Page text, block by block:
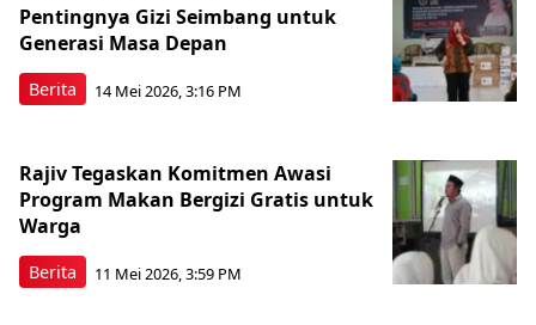
Berita
Pentingnya Gizi Seimbang untuk
Generasi Masa Depan
14 Mei 2026, 3:16 PM
Berita
Rajiv Tegaskan Komitmen Awasi
Program Makan Bergizi Gratis untuk
Warga
11 Mei 2026, 3:59 PM